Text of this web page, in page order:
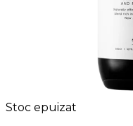
Stoc epuizat